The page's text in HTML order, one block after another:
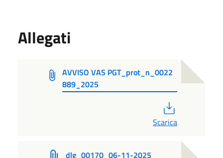
Allegati
AVVISO VAS PGT_prot_n_0022
889_2025
Scarica
dlg_00170_06-11-2025